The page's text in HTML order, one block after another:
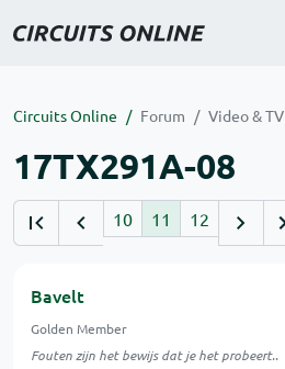
Circuits Online Forum Video & TV
17TX291A-08
10 11 12
Bavelt
Golden Member
Fouten zijn het bewijs dat je het probeert..